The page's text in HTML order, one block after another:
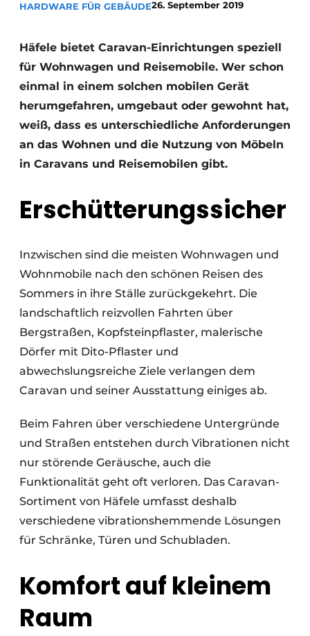
Ein Stellenangebot registrieren
Offene Stellen
Videos
Werben
HARDWARE FÜR GEBÄUDE26. September 2019
Häfele bietet Caravan-Einrichtungen speziell
für Wohnwagen und Reisemobile. Wer schon
einmal in einem solchen mobilen Gerät
herumgefahren, umgebaut oder gewohnt hat,
weiß, dass es unterschiedliche Anforderungen
an das Wohnen und die Nutzung von Möbeln
in Caravans und Reisemobilen gibt.
Erschütterungssicher
Inzwischen sind die meisten Wohnwagen und
Wohnmobile nach den schönen Reisen des
Sommers in ihre Ställe zurückgekehrt. Die
landschaftlich reizvollen Fahrten über
Bergstraßen, Kopfsteinpflaster, malerische
Dörfer mit Dito-Pflaster und
abwechslungsreiche Ziele verlangen dem
Caravan und seiner Ausstattung einiges ab.
Beim Fahren über verschiedene Untergründe
und Straßen entstehen durch Vibrationen nicht
nur störende Geräusche, auch die
Funktionalität geht oft verloren. Das Caravan-
Sortiment von Häfele umfasst deshalb
verschiedene vibrationshemmende Lösungen
für Schränke, Türen und Schubladen.
Komfort auf kleinem
Raum